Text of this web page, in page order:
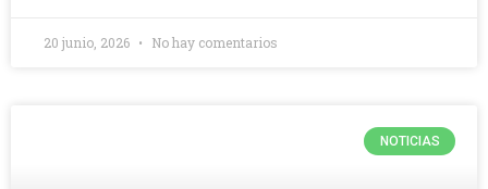
20 junio, 2026 No hay comentarios
NOTICIAS